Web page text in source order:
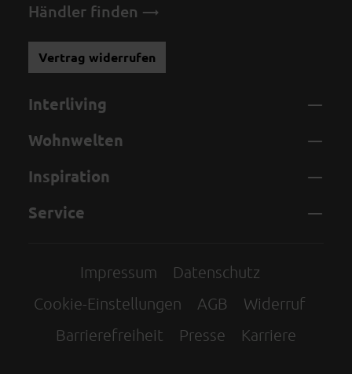
Händler finden
Vertrag widerrufen
Interliving
Wohnwelten
Inspiration
Service
Impressum
Datenschutz
Cookie-Einstellungen
AGB
Widerruf
Barrierefreiheit
Presse Karriere